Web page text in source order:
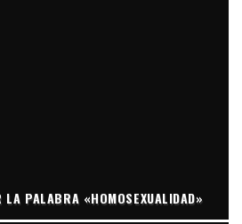
PALABRA «HOMOSEXUALIDAD»